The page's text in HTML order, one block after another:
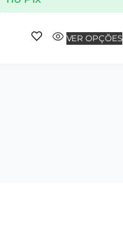
VER OPÇÕES